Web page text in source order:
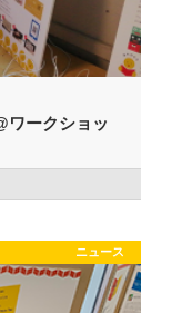
ワークショッ
ニュース